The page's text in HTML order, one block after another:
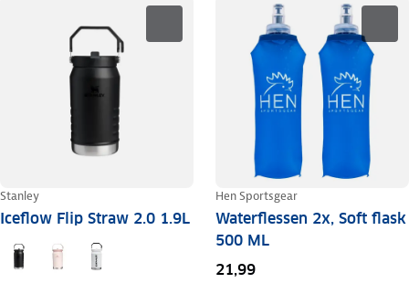
Stanley
Iceflow Flip Straw 2.0 1.9L
Hen Sportsgear
Waterflessen 2x, Soft flask
500 ML
21,99